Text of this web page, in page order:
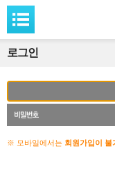
로그인
※ 모바일에서는 회원가입이 불